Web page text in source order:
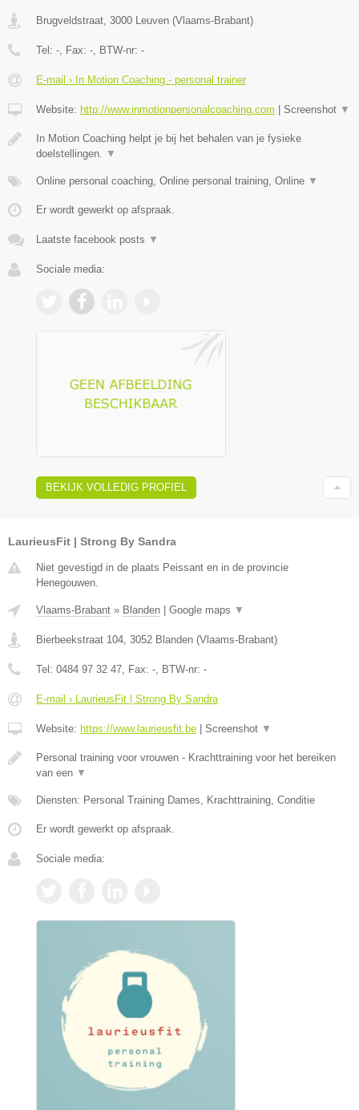
Brugveldstraat 3000 Leuven (Vlaams-Brabant)
Tel: - , Fax: - , BTW-nr: -
E-mail › In Motion Coaching - personal trainer
Website: http://www.inmotionpersonalcoaching.com | Screenshot ▼
In Motion Coaching helpt je bij het behalen van je fysieke
doelstellingen.
▼
Online personal coaching, Online personal training, Online ▼
Er wordt gewerkt op afspraak.
Laatste facebook posts ▼
Sociale media:
BEKIJK VOLLEDIG PROFIEL
LaurieusFit | Strong By Sandra
Niet gevestigd in de plaats Peissant en in de provincie
Henegouwen.
Vlaams-Brabant » Blanden Google maps ▼
Bierbeekstraat 104, 3052 Blanden (Vlaams-Brabant)
Tel: 0484 97 32 47, Fax: -, BTW-nr: -
E-mail › LaurieusFit | Strong By Sandra
Website: https://www.laurieusfit.be Screenshot ▼
Personal training voor vrouwen - Krachttraining voor het bereiken
van een ▼
Diensten: Personal Training Dames, Krachttraining, Conditie
Er wordt gewerkt op afspraak.
Sociale media: